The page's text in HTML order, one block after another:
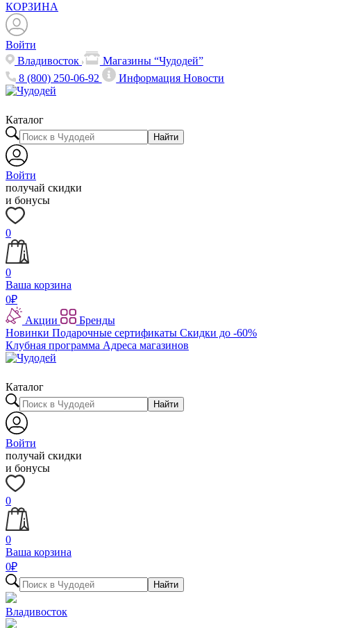
КОРЗИНА
Войти
Владивосток
Магазины “Чудодей”
8 (800) 250-06-92
ИнформацияНовости
Каталог
Найти
Войти
получай скидки
и бонусы
0
0
Ваша корзина
0₽
Акции
Бренды
Новинки Подарочные сертификаты Скидки до -60%
Клубная программа Адреса магазинов
Каталог
Найти
Войти
получай скидки
и бонусы
0
0
Ваша корзина
0₽
Найти
Владивосток